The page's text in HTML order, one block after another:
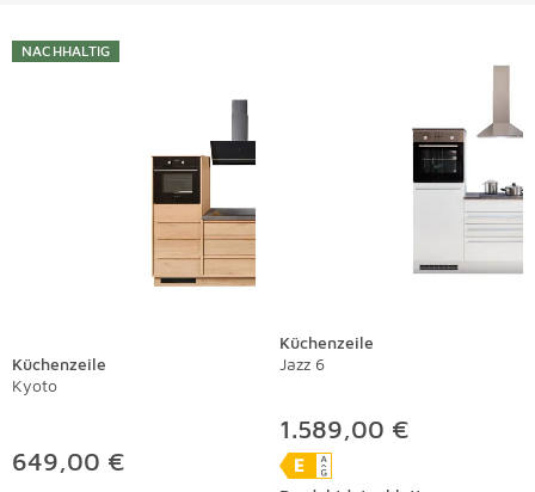
NACHHALTIG
Küchenzeile
Kyoto
649,00 €
Küchenzeile
Jazz 6
1.589,00 €